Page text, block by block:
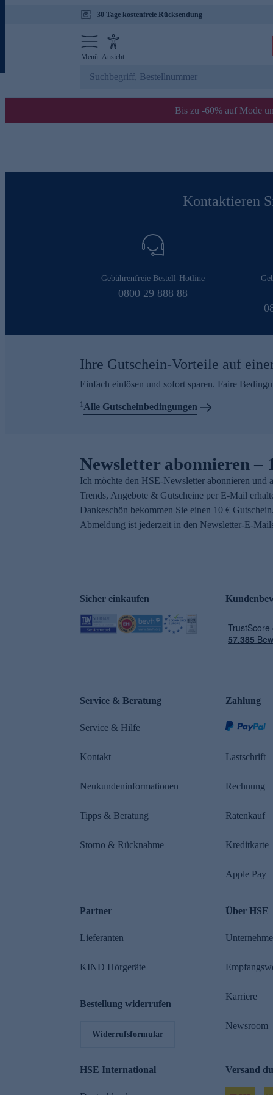
30 Tage kostenfreie Rücksendung
Menü Ansicht
Bis zu -60% auf Mode
Kontaktieren
Gebührenfreie Bestell-Hotline
0800 29 888 88
Ihre Gutschein-Vorteile auf
Einfach einlösen und sofort sparen. Faire
1Alle Gutscheinbedingungen
Newsletter abonnieren –
Ich möchte den HSE-Newsletter abonnieren und
Trends, Angebote & Gutscheine per E-Mail
Dankeschön bekommen Sie einen 10 €
Abmeldung ist jederzeit in den Newsletter-E-
Sicher einkaufen
Service & Beratung
Service & Hilfe
Kontakt
Neukundeninformationen
Tipps & Beratung
Storno & Rücknahme
Zahlung
Lastschrift
Rechnung
Ratenkauf
Kreditkarte
Apple Pay
Partner
Lieferanten
KIND Hörgeräte
Bestellung widerrufen
Widerrufsformular
Über HSE
Karriere
Newsroom
HSE International Versand